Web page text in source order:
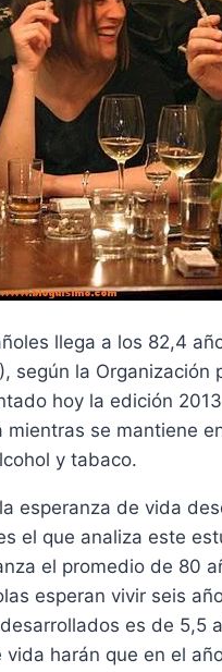
llega a los 82,4
según la Organización
hoy la edición
se mantiene
y tabaco.
esperanza de vida
el que analiza este
el promedio de 80
esperan vivir seis
es de 5,5
harán que en el